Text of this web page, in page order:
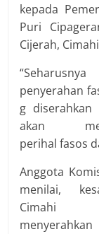
kepada
Puri
Cijerah,
“Seharusnya
penyerahan
g diserahkan
akan
perihal fasos
Anggota
menilai,